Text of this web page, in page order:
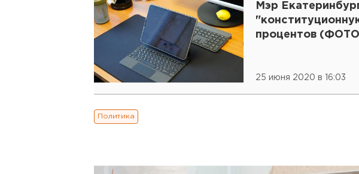
Мэр
процентов
25 июня 2020 в 16:03
Политика